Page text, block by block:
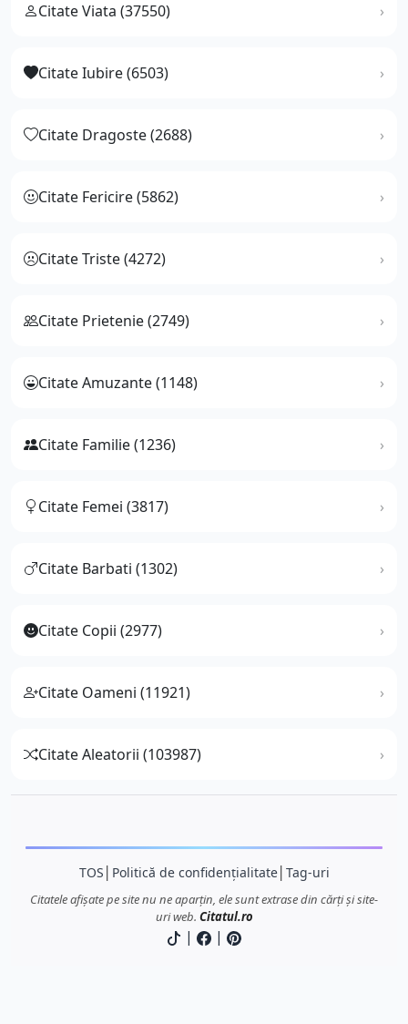
Citate Viata (37550)
Citate Iubire (6503)
Citate Dragoste (2688)
Citate Fericire (5862)
Citate Triste (4272)
Citate Prietenie (2749)
Citate Amuzante (1148)
Citate Familie (1236)
Citate Femei (3817)
Citate Barbati (1302)
Citate Copii (2977)
Citate Oameni (11921)
Citate Aleatorii (103987)
TOS Politică de confidențialitate│ Tag-uri
Citatele afișate pe site nu ne aparțin, ele sunt extrase din cărți și site-
uri web. Citatul.ro
| |